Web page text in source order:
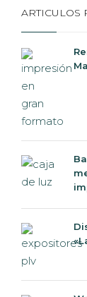
ARTICULOS